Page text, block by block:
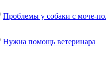
Проблемы у собаки с моче-
Нужна помощь ветеринара